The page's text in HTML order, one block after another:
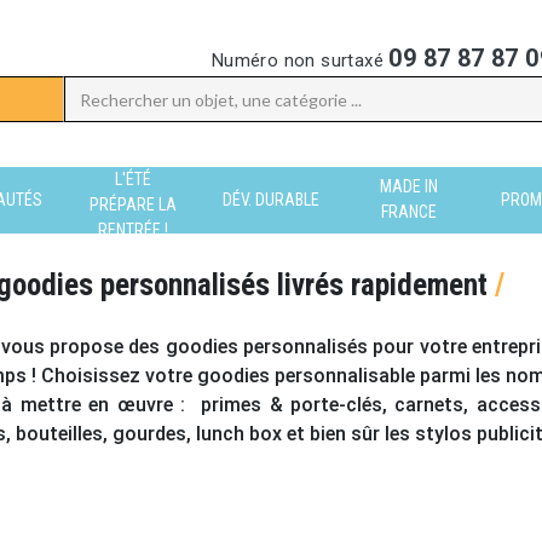
Numéro non surtaxé 09 87 87 87
L'ÉTÉ
PRÉPARE LA
RENTRÉE !
DÉV. DURABLE
MADE IN
FRANCE
personnalisés livrés rapidement /
propose des goodies personnalisés pour votre
! Choisissez votre goodies personnalisable parmi les
mettre en œuvre : primes & porte-clés, carnets,
bouteilles, gourdes, lunch box et bien sûr les stylos